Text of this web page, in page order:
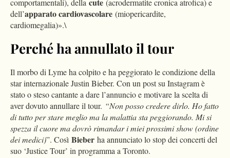
comportamentali), della cute (acrodermatite cronica atrofica) e
dell’apparato cardiovascolare (miopericardite,
cardiomegalia)».\
Perché ha annullato il tour
Il morbo di Lyme ha colpito e ha peggiorato le condizione della
star internazionale Justin Bieber. Con un post su Instagram è
stato o steso cantante a dare l’annuncio e motivare la scelta di
aver dovuto annullare il tour. “Non posso credere dirlo. Ho fatto
di tutto per stare meglio ma la malattia sta peggiorando. Mi si
spezza il cuore ma dovrò rimandar i miei prossimi show (ordine
dei medici)”. Così Bieber ha annunciato lo stop dei concerti del
suo ‘Justice Tour’ in programma a Toronto.